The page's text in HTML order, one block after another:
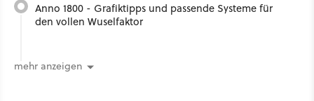
Anno 1800 - Grafiktipps und passende Systeme für
den vollen Wuselfaktor
mehr anzeigen